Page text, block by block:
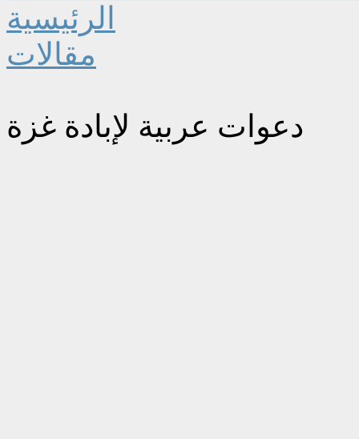
الرئيسية
مقالات
دعوات عربية لإبادة غزة